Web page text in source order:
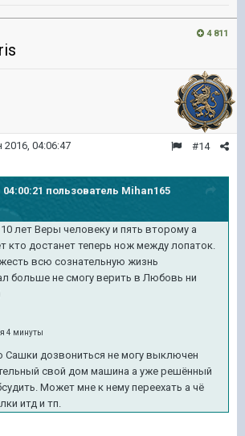
4 811
#14
2016, 04:06:47
04:00:21 пользователь Mihan165
лет Веры человеку и пять второму а
кто достанет теперь нож между лопаток.
всю сознательную жизнь
больше не смогу верить в Любовь ни
4 минуты
Сашки дозвониться не могу выключен
свой дом машина а уже решённый
Может мне к нему переехать а чё
итд и тп.